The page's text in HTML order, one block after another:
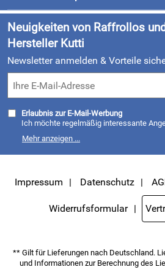
1 x Kordel Sammler mit
Montageanleitung
Hersteller: KUTTI Heimtextilien GmbH
Kundenlogin
Neu
Neuigkeiten von Raffrollos
Hersteller Kutti
Newsletter anmelden & Vorteile
Erlaubnis zur E-Mail-Werbung
Ich möchte regelmäßig interessante
weitergegeben. Zu statistischen
kann ich jederzeit mit Wirkung für die
den Link "Abmelden" am Ende des
Newsletter im Mitgliederbereich
habe ich zur Kenntnis genommen.
Mehr anzeigen ...
Impressum Datenschutz
Widerrufsformular
** Gilt für Lieferungen nach Deutschland.
und Informationen zur Berechnung des